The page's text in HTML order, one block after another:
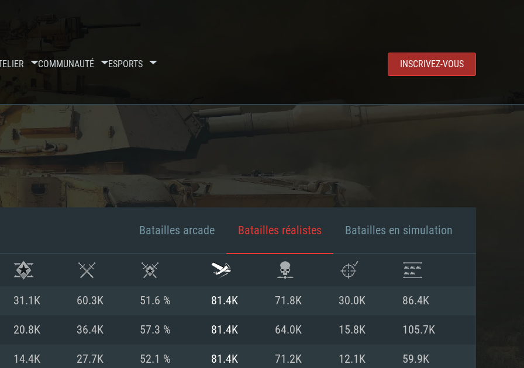
COMMUNAUTÉ ESPORTS INSCRIVEZ-VOUS
Batailles arcade Batailles réalistes Batailles en simulation
31.1K 60.3K 51.6 % 81.4K 71.8K 30.0K 86.4K
20.8K 36.4K 57.3 % 81.4K 64.0K 15.8K 105.7K
14.4K 27.7K 52.1 % 81.4K 71.2K 12.1K 59.9K